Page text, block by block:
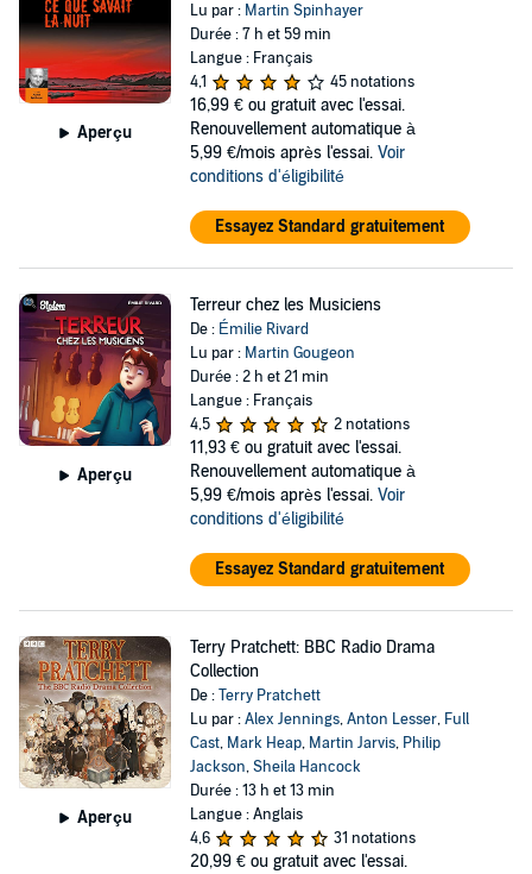
Aperçu
Lu par : Martin Spinhayer
Durée : 7 h et 59 min
Langue : Français
4,1
45 notations
16,99 € ou gratuit avec l'essai.
Renouvellement automatique à
5,99 €/mois après l'essai. Voir
conditions d'éligibilité
Essayez Standard gratuitement
Aperçu
Terreur chez les Musiciens
De : Émilie Rivard
Lu par : Martin Gougeon
Durée : 2 h et 21 min
Langue : Français
4,5
2 notations
11,93 € ou gratuit avec l'essai.
Renouvellement automatique à
5,99 €/mois après l'essai. Voir
conditions d'éligibilité
Essayez Standard gratuitement
Aperçu
Terry Pratchett: BBC Radio Drama
Collection
De :Terry Pratchett
Lu par :Alex Jennings,Anton Lesser, Full
Cast, Mark Heap, Martin Jarvis, Philip
Jackson,Sheila Hancock
Durée : 13 h et 13 min
Langue : Anglais
4,6
31 notations
20,99 € ou gratuit avec l'essai.